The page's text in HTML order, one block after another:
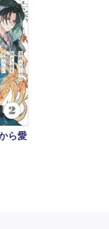
ら愛